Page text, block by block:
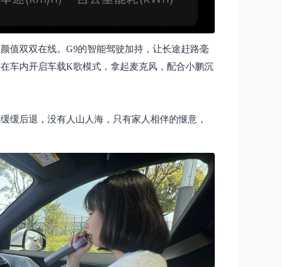
值双双在线。G9的智能驾驶加持，让长途赶路毫
车内开启车载K歌模式，拿起麦克风，配合小鹏沉
缓后退，没有人山人海，只有家人相伴的惬意，